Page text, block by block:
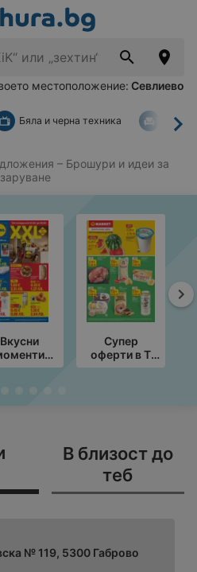
местоположение: Севлиево
Бяла и черна техника За
– Брошури и идеи за
Вкусни
грила с
Супер
оферти в T
MARKET с
В близост до
теб
№ 119, 5300 Габрово